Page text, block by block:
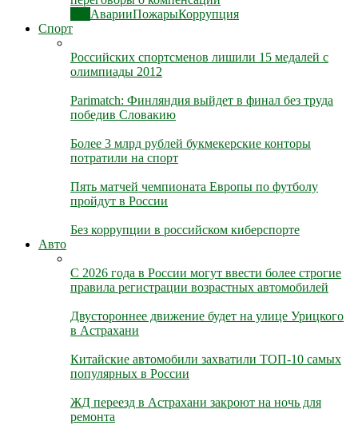
АварииПожарыКоррупция
Спорт
Российских спортсменов лишили 15 медалей с
олимпиады 2012
Parimatch: Финляндия выйдет в финал без труда
победив Словакию
Более 3 млрд рублей букмекерские конторы
потратили на спорт
Пять матчей чемпионата Европы по футболу
пройдут в России
Без коррупции в российском киберспорте
Авто
С 2026 года в России могут ввести более строгие
правила регистрации возрастных автомобилей
Двустороннее движение будет на улице Урицкого
в Астрахани
Китайские автомобили захватили ТОП-10 самых
популярных в России
ЖД переезд в Астрахани закроют на ночь для
ремонта